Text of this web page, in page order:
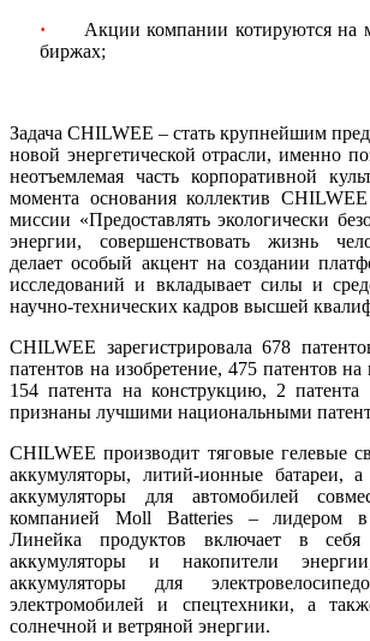
·
Акции компании котируются на
биржах;
Задача CHILWEE – стать крупнейшим
новой энергетической отрасли, именно
неотъемлемая часть корпоративной
момента основания коллектив
миссии «Предоставлять экологически
энергии, совершенствовать жизнь
делает особый акцент на создании
исследований и вкладывает силы и
научно-технических кадров высшей
CHILWEE зарегистрировала 678
патентов на изобретение, 475 патентов
154 патента на конструкцию, 2 патента
признаны лучшими национальными
CHILWEE производит тяговые гелевые
аккумуляторы, литий-ионные батареи, а
аккумуляторы для автомобилей
компанией Moll Batteries – лидером в
Линейка продуктов включает в себя
аккумуляторы и накопители
аккумуляторы для
электромобилей и спецтехники, а
солнечной и ветряной энергии.